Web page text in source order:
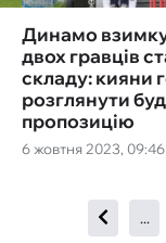
6 жовтня 2023, 09:46
Динамо
двох гравців
складу: кияни
розглянути
пропозицію
...